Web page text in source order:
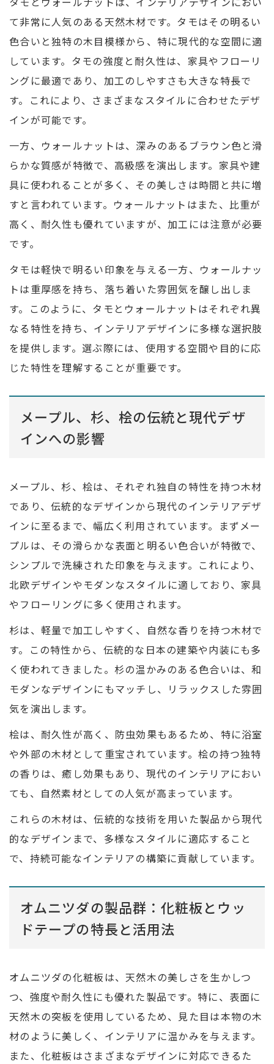
て非常に人気のある天然木材です。タモはその明るい
色合いと独特の木目模様から、特に現代的な空間に適
しています。タモの強度と耐久性は、家具やフローリ
ングに最適であり、加工のしやすさも大きな特長で
す。これにより、さまざまなスタイルに合わせたデザ
インが可能です。
一方、ウォールナットは、深みのあるブラウン色と滑
らかな質感が特徴で、高級感を演出します。家具や建
具に使われることが多く、その美しさは時間と共に増
すと言われています。ウォールナットはまた、比重が
高く、耐久性も優れていますが、加工には注意が必要
です。
タモは軽快で明るい印象を与える一方、ウォールナッ
トは重厚感を持ち、落ち着いた雰囲気を醸し出しま
す。このように、タモとウォールナットはそれぞれ異
なる特性を持ち、インテリアデザインに多様な選択肢
を提供します。選ぶ際には、使用する空間や目的に応
じた特性を理解することが重要です。
メープル、杉、桧の伝統と現代デザ
インへの影響
メープル、杉、桧は、それぞれ独自の特性を持つ木材
であり、伝統的なデザインから現代のインテリアデザ
インに至るまで、幅広く利用されています。まずメー
プルは、その滑らかな表面と明るい色合いが特徴で、
シンプルで洗練された印象を与えます。これにより、
北欧デザインやモダンなスタイルに適しており、家具
やフローリングに多く使用されます。
杉は、軽量で加工しやすく、自然な香りを持つ木材で
す。この特性から、伝統的な日本の建築や内装にも多
く使われてきました。杉の温かみのある色合いは、和
モダンなデザインにもマッチし、リラックスした雰囲
気を演出します。
桧は、耐久性が高く、防虫効果もあるため、特に浴室
や外部の木材として重宝されています。桧の持つ独特
の香りは、癒し効果もあり、現代のインテリアにおい
ても、自然素材としての人気が高まっています。
これらの木材は、伝統的な技術を用いた製品から現代
的なデザインまで、多様なスタイルに適応すること
で、持続可能なインテリアの構築に貢献しています。
オムニツダの製品群：化粧板とウッ
ドテープの特長と活用法
オムニツダの化粧板は、天然木の美しさを生かしつ
つ、強度や耐久性にも優れた製品です。特に、表面に
天然木の突板を使用しているため、見た目は本物の木
材のように美しく、インテリアに温かみを与えます。
また、化粧板はさまざまなデザインに対応できるた